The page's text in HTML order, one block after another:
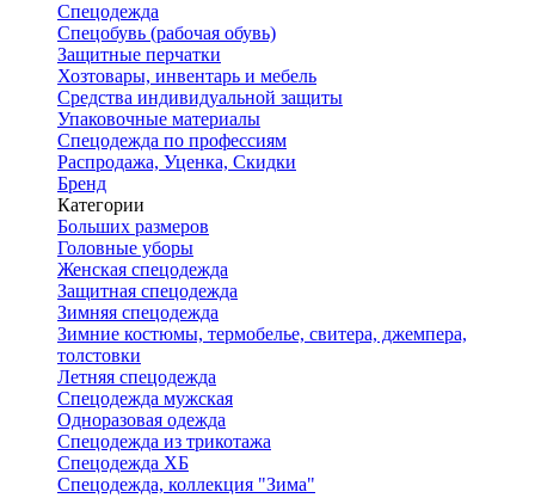
Спецодежда
Спецобувь (рабочая обувь)
Защитные перчатки
Хозтовары, инвентарь и мебель
Средства индивидуальной защиты
Упаковочные материалы
Спецодежда по профессиям
Распродажа, Уценка, Скидки
Бренд
Категории
Больших размеров
Головные уборы
Женская спецодежда
Защитная спецодежда
Зимняя спецодежда
Зимние костюмы, термобелье, свитера, джемпера,
толстовки
Летняя спецодежда
Спецодежда мужская
Одноразовая одежда
Спецодежда из трикотажа
Спецодежда ХБ
Спецодежда, коллекция "Зима"